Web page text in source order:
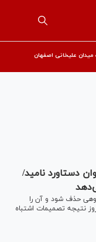
علیخانی اصفهان
دستاورد نامید/
حذف شود و آن را
نتیجه تصمیمات اشتباه